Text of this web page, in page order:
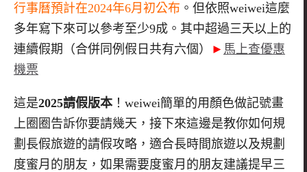
行事曆預計在2024年6月初公布 。但依照weiwei這麼
多年寫下來可以參考至少9成。其中超過三天以上的
連續假期（合併同例假日共有六個）
► 馬上查優惠
機票
這是2025請假版本 ！weiwei簡單的用顏色做記號畫
上圈圈告訴你要請幾天，接下來這邊是教你如何規
劃長假旅遊的請假攻略，適合長時間旅遊以及規劃
度蜜月的朋友，如果需要度蜜月的朋友建議提早三